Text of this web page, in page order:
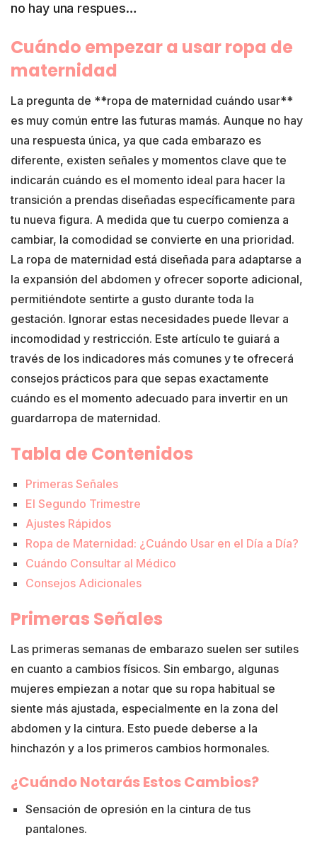
no hay una respues…
Cuándo empezar a usar ropa de
maternidad
La pregunta de **ropa de maternidad cuándo usar**
es muy común entre las futuras mamás. Aunque no hay
una respuesta única, ya que cada embarazo es
diferente, existen señales y momentos clave que te
indicarán cuándo es el momento ideal para hacer la
transición a prendas diseñadas específicamente para
tu nueva figura. A medida que tu cuerpo comienza a
cambiar, la comodidad se convierte en una prioridad.
La ropa de maternidad está diseñada para adaptarse a
la expansión del abdomen y ofrecer soporte adicional,
permitiéndote sentirte a gusto durante toda la
gestación. Ignorar estas necesidades puede llevar a
incomodidad y restricción. Este artículo te guiará a
través de los indicadores más comunes y te ofrecerá
consejos prácticos para que sepas exactamente
cuándo es el momento adecuado para invertir en un
guardarropa de maternidad.
Tabla de Contenidos
Primeras Señales
El Segundo Trimestre
Ajustes Rápidos
Ropa de Maternidad: ¿Cuándo Usar en el Día a Día?
Cuándo Consultar al Médico
Consejos Adicionales
Primeras Señales
Las primeras semanas de embarazo suelen ser sutiles
en cuanto a cambios físicos. Sin embargo, algunas
mujeres empiezan a notar que su ropa habitual se
siente más ajustada, especialmente en la zona del
abdomen y la cintura. Esto puede deberse a la
hinchazón y a los primeros cambios hormonales.
¿Cuándo Notarás Estos Cambios?
Sensación de opresión en la cintura de tus
pantalones.